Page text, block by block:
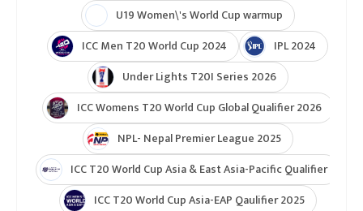
U19 Women\'s World Cup warmup
ICC Men T20 World Cup 2024
IPL 2024
Under Lights T20I Series 2026
ICC Womens T20 World Cup Global Qualifier 2026
NPL- Nepal Premier League 2025
ICC T20 World Cup Asia & East Asia-Pacific Qualifier
ICC T20 World Cup Asia-EAP Qaulifier 2025